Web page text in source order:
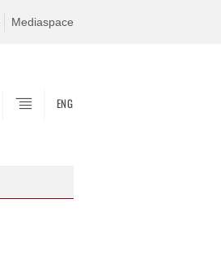
Mediaspace
ENG